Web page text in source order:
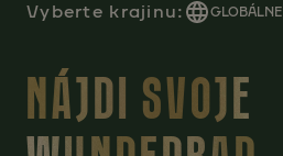
Vyberte krajinu: GLOBÁLNE
NÁJDI SVOJE